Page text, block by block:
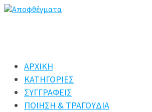
ΑΡΧΙΚΗ
ΚΑΤΗΓΟΡΙΕΣ
ΣΥΓΓΡΑΦΕΙΣ
ΠΟΙΗΣΗ & ΤΡΑΓΟΥΔΙΑ